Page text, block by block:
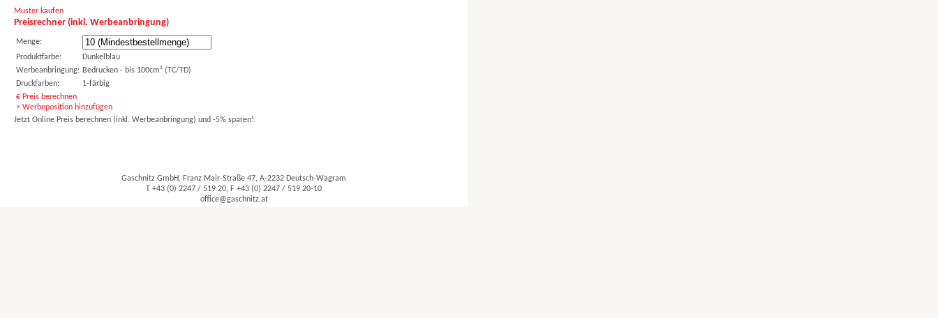
Muster kaufen
Preisrechner (inkl. Werbeanbringung)
Menge:
Produktfarbe:
Dunkelblau
Werbeanbringung: Bedrucken - bis 100cm² (TC/TD)
Druckfarben:
1-färbig
€ Preis berechnen
> Werbeposition hinzufügen
Jetzt Online Preis berechnen (inkl. Werbeanbringung) und -5% sparen!
Gaschnitz GmbH, Franz Mair-Straße 47, A-2232 Deutsch-Wagram
T +43 (0) 2247 / 519 20, F +43 (0) 2247 / 519 20-10
office@gaschnitz.at